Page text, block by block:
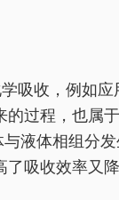
吸收，例如应
过程，也属
液体相组分
吸收效率又